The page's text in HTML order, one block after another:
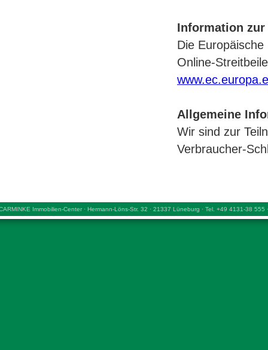
Information
Die
Online-
Allgemeine
Wir sind zur
Verbraucher-
Immobilien-Center · Hermann-Löns-Str. 32 · 21337 Lüneburg · Tel. +49 4131-38 555